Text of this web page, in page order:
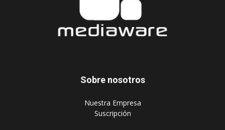
Sobre nosotros
‎Nuestra Empresa
‎Suscripción